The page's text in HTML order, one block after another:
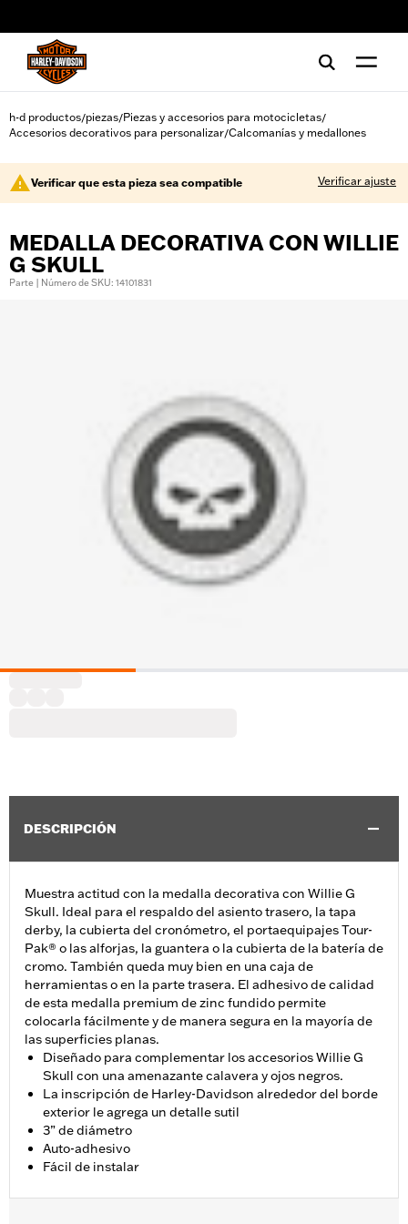
h-d productos/piezas/Piezas y accesorios para motocicletas/
Accesorios decorativos para personalizar/Calcomanías y medallones
Verificar que esta pieza sea compatible Verificar ajuste
MEDALLA DECORATIVA CON WILLIE
G SKULL
Parte | Número de SKU: 14101831
DESCRIPCIÓN
Muestra actitud con la medalla decorativa con Willie G
Skull. Ideal para el respaldo del asiento trasero, la tapa
derby, la cubierta del cronómetro, el portaequipajes Tour-
Pak® o las alforjas, la guantera o la cubierta de la batería de
cromo. También queda muy bien en una caja de
herramientas o en la parte trasera. El adhesivo de calidad
de esta medalla premium de zinc fundido permite
colocarla fácilmente y de manera segura en la mayoría de
las superficies planas.
Diseñado para complementar los accesorios Willie G
Skull con una amenazante calavera y ojos negros.
La inscripción de Harley-Davidson alrededor del borde
exterior le agrega un detalle sutil
3” de diámetro
Auto-adhesivo
Fácil de instalar